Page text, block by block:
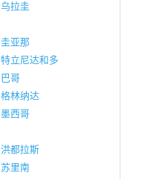
乌拉圭
圭亚那
特立尼达和多
巴哥
格林纳达
墨西哥
洪都拉斯
苏里南